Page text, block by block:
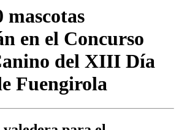
mascotas
en el Concurso
del XIII Día
Fuengirola